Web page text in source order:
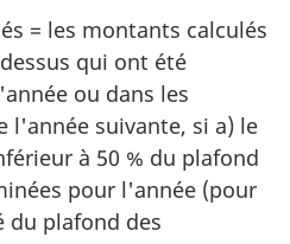
= les montants calculés
qui ont été
ou dans les
l'année suivante, si a) le
à 50 % du plafond
pour l'année (pour
du plafond des